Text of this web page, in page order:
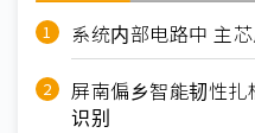
系统内部电路中 主
屏南偏乡智能韧性
识别